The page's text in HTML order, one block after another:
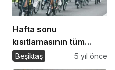
Hafta sonu
kısıtlamasının tüm
detayları… Hafta sonu
Beşiktaş 5 yıl önce